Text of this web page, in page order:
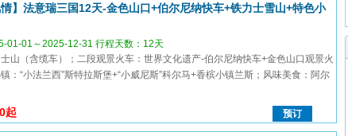
情】法意瑞三国12天-金色山口+伯尔尼纳快车+铁力士雪山+特色小
01-01～2025-12-31 行程天数：12天
山（含缆车）；二段观景火车：世界文化遗产-伯尔尼纳快车+金色山口观景火
：“小法兰西”斯特拉斯堡+“小威尼斯”科尔马+香槟小镇兰斯；风味美食：阿尔
预订
起